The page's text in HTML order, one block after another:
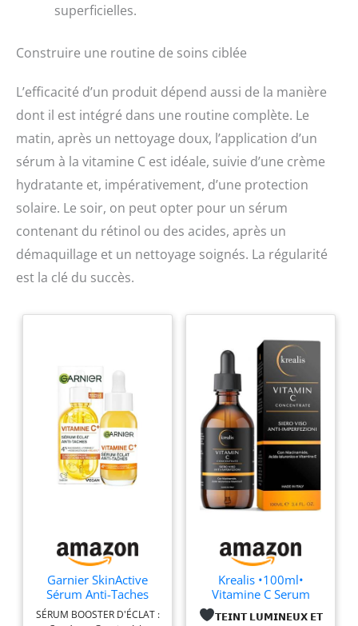
superficielles.
Construire une routine de soins ciblée
L’efficacité d’un produit dépend aussi de la manière
dont il est intégré dans une routine complète. Le
matin, après un nettoyage doux, l’application d’un
sérum à la vitamine C est idéale, suivie d’une crème
hydratante et, impérativement, d’une protection
solaire. Le soir, on peut opter pour un sérum
contenant du rétinol ou des acides, après un
démaquillage et un nettoyage soignés. La régularité
est la clé du succès.
Garnier SkinActive
Sérum Anti-Taches
Vitamine C
Niacinamide Tous
SÉRUM BOOSTER D'ÉCLAT :
Krealis •100ml•
Vitamine C Serum
Visage avec Acide
Hyaluronique,
𝗧𝗘𝗜𝗡𝗧 𝗟𝗨𝗠𝗜𝗡𝗘𝗨𝗫 𝗘𝗧